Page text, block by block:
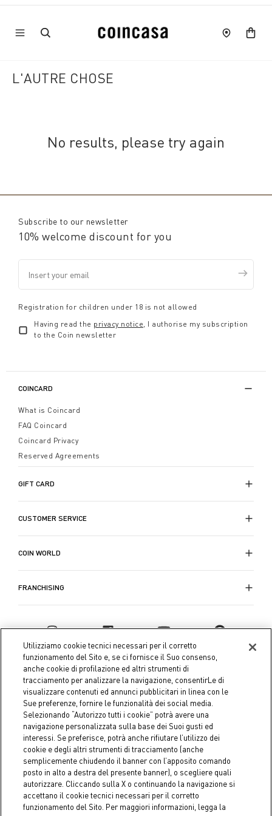
L'AUTRE CHOSE
No results, please try again
Subscribe to our newsletter
10% welcome discount for you
Registration for children under 18 is not allowed
Having read the privacy notice, I authorise my subscription
to the Coin newsletter
COINCARD
What is Coincard
FAQ Coincard
Coincard Privacy
Reserved Agreements
GIFT CARD
CUSTOMER SERVICE
COIN WORLD
FRANCHISING
Coin S.p.A. Tax code / VAT number 04391480276, share capital
€ 10.000.000,00 fully paid up
Company data Cookie Policy Privacy Policy
Legal
Notice
Utilizziamo cookie tecnici necessari per il corretto
funzionamento del Sito e, se ci fornisce il Suo consenso,
anche cookie di profilazione ed altri strumenti di
tracciamento per analizzare la navigazione, consentirLe di
visualizzare contenuti ed annunci pubblicitari in linea con le
Sue preferenze, fornire le funzionalità dei social media.
Selezionando “Autorizzo tutti i cookie” potrà avere una
navigazione personalizzata sulla base dei Suoi gusti ed
interessi. Se preferisce, potrà anche rifiutare l’utilizzo dei
cookie e degli altri strumenti di tracciamento (anche
semplicemente chiudendo il banner con l’apposito comando
posto in alto a destra del presente banner), o scegliere quali
autorizzare. Cliccando sulla X o continuando la navigazione si
accettano il cookie tecnici necessari per il corretto
funzionamento del Sito. Per maggiori informazioni, legga la